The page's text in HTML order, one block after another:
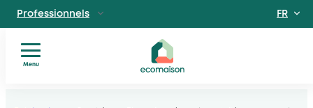
Particuliers
Site dédié aux particuliers
Professionnels FR
Menu